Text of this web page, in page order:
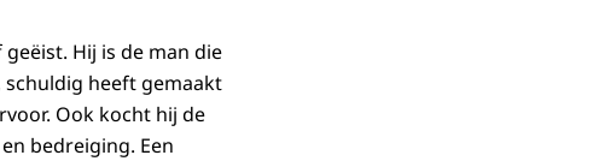
Hij is de man die
schuldig heeft gemaakt
Ook kocht hij de
bedreiging. Een